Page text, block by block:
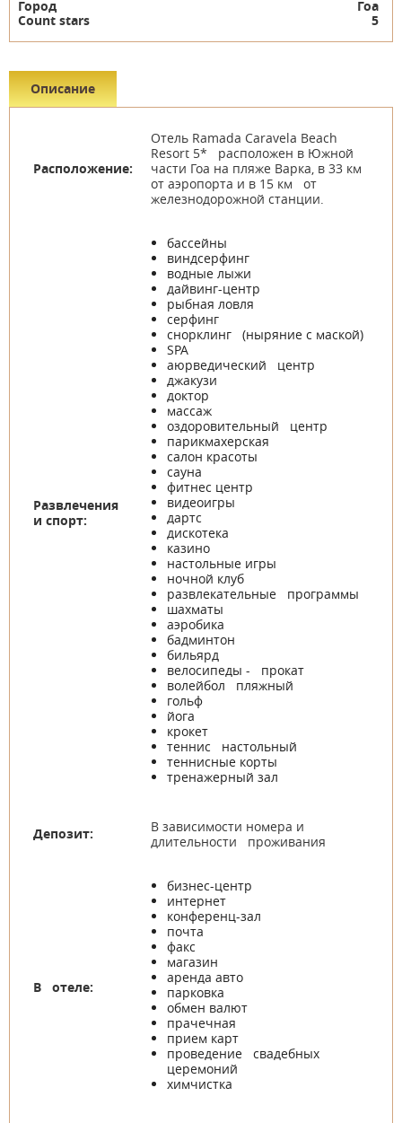
Город
Гоа
Count stars
5
Описание
Расположение:
Отель Ramada Caravela Beach
Resort 5* расположен в Южной
части Гоа на пляже Варка, в 33 км
от аэропорта и в 15 км от
железнодорожной станции.
Развлечения
и спорт:
бассейны
виндсерфинг
водные лыжи
дайвинг-центр
рыбная ловля
серфинг
снорклинг (ныряние с маской)
SPA
аюрведический центр
джакузи
доктор
массаж
оздоровительный центр
парикмахерская
салон красоты
сауна
фитнес центр
видеоигры
дартс
дискотека
казино
настольные игры
ночной клуб
развлекательные программы
шахматы
аэробика
бадминтон
бильярд
велосипеды - прокат
волейбол пляжный
гольф
йога
крокет
теннис настольный
теннисные корты
тренажерный зал
Депозит:
В зависимости номера и
длительности проживания
В отеле:
бизнес-центр
интернет
конференц-зал
почта
факс
магазин
аренда авто
парковка
обмен валют
прачечная
прием карт
проведение свадебных
церемоний
химчистка